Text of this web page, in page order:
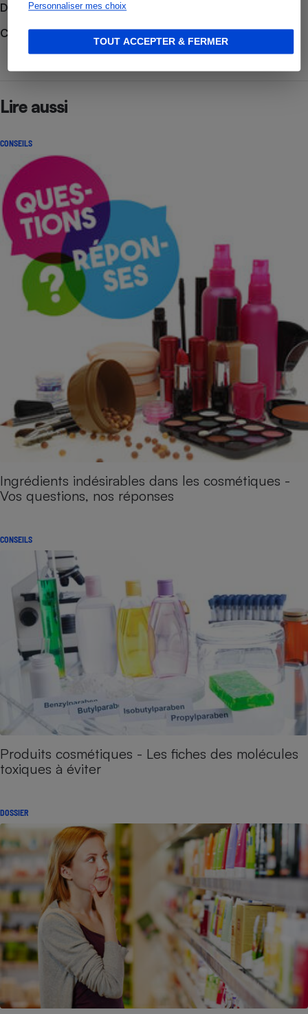
Personnaliser mes choix
TOUT ACCEPTER & FERMER
Découvrir le forum
Consulter nos Actions Que Choisir Ensemble
Lire aussi
CONSEILS
Ingrédients indésirables dans les cosmétiques -
Vos questions, nos réponses
CONSEILS
Produits cosmétiques - Les fiches des molécules
toxiques à éviter
DOSSIER